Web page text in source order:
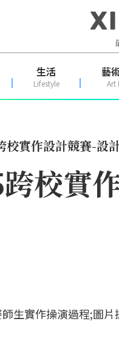
生活
Lifestyle
藝
Art
校實作設計競賽-設
校實
生實作操演過程;圖